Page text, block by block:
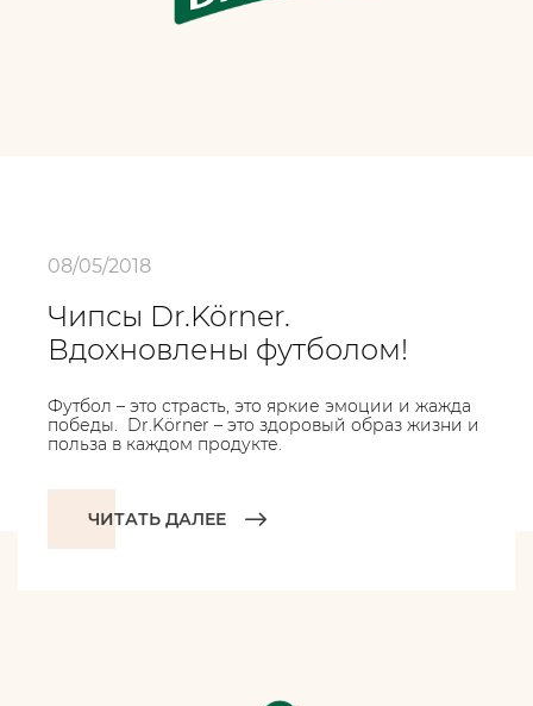
08/05/2018
Чипсы Dr.Körner.
Вдохновлены футболом!
Футбол – это страсть, это яркие эмоции и жажда
победы. Dr.Körner – это здоровый образ жизни и
польза в каждом продукте.
ЧИТАТЬ ДАЛЕЕ